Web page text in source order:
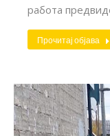
работа
Прочитај објава